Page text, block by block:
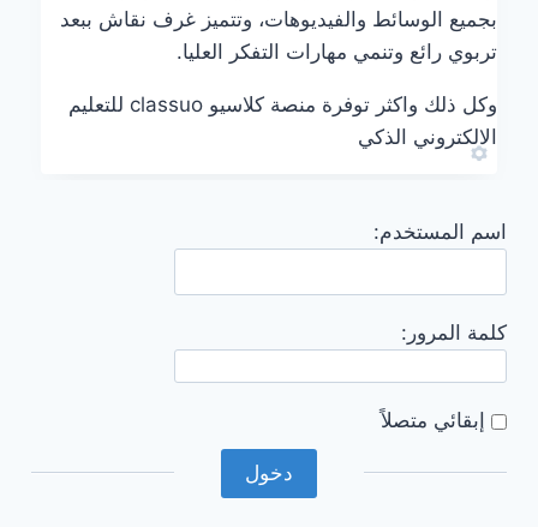
بجميع الوسائط والفيديوهات، وتتميز غرف نقاش ببعد
تربوي رائع وتنمي مهارات التفكر العليا.
وكل ذلك واكثر توفرة منصة كلاسيو classuo للتعليم
الالكتروني الذكي
اسم المستخدم:
كلمة المرور:
إبقائي متصلاً
دخول